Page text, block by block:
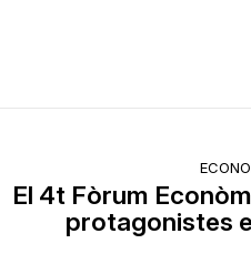
El 4t Fòrum
protagonistes